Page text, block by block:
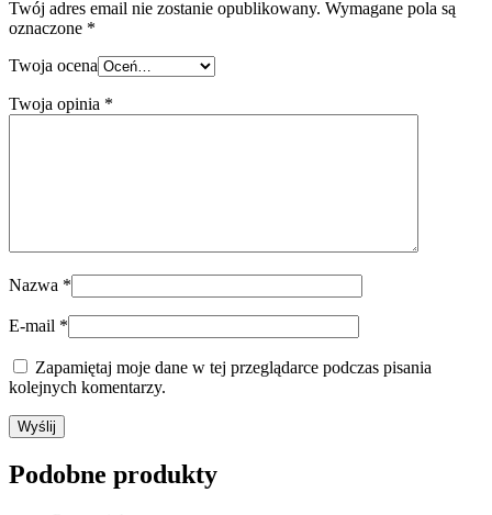
Twój adres email nie zostanie opublikowany. Wymagane pola są
oznaczone *
Twoja ocena
Twoja opinia *
Nazwa *
E-mail *
Zapamiętaj moje dane w tej przeglądarce podczas pisania
kolejnych komentarzy.
Podobne produkty